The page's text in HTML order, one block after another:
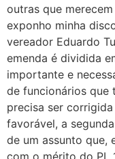
outras que
exponho minha
vereador Eduardo
emenda é dividida
importante e
de funcionários que
precisa ser
favorável, a
de um assunto que,
com o mérito do PL